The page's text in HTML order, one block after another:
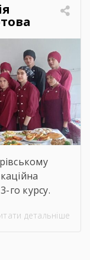
За
го курсу.
детальніше